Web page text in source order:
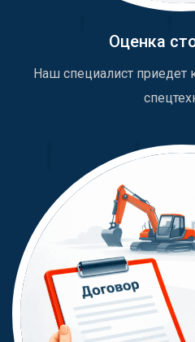
Оценка
Наш специалист приедет